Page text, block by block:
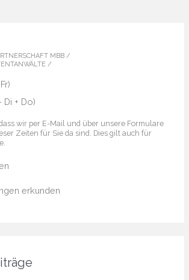
MBB /
/
Di + Do)
wir per E-Mail und über unsere Formulare
Zeiten für Sie da sind. Dies gilt auch für
erkunden